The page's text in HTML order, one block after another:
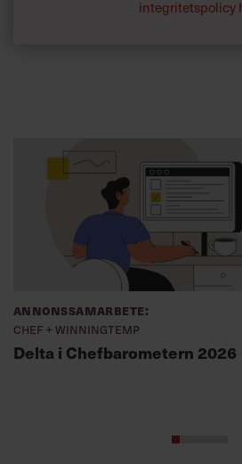
integritetspolicy
Annonssamarbete:
Chef + Winningtemp
Delta i Chefbarometern 2026